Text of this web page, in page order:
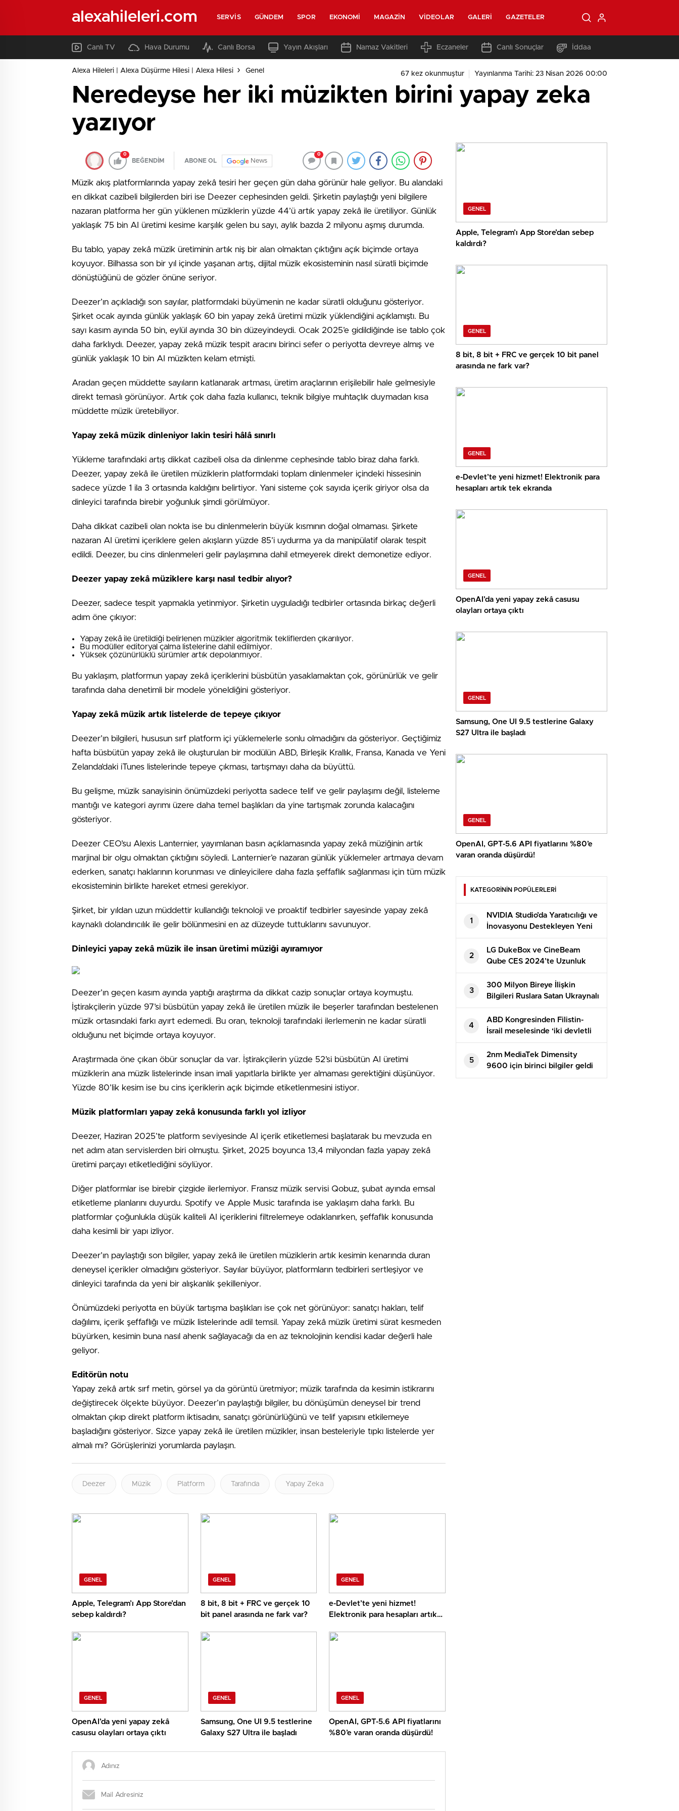
alexahileleri.com SERVIS GÜNDEM SPOR EKONOMI MAGAZIN VIDEOLAR GALERI GAZETELER
Canlı TV Hava Durumu Canlı Borsa Yayın Akışları Namaz Vakitleri Eczaneler Canlı Sonuçlar İddaa
Alexa Hileleri | Alexa Düşürme Hilesi | Alexa Hilesi Genel 67 kez okunmuştur Yayınlanma Tarihi: 23 Nisan 2026 00:00
Neredeyse her iki müzikten birini yapay zeka
yazıyor
0
BEĞENDİM ABONE OL News
0
Müzik akış platformlarında yapay zekâ tesiri her geçen gün daha görünür hale geliyor. Bu alandaki
en dikkat cazibeli bilgilerden biri ise Deezer cephesinden geldi. Şirketin paylaştığı yeni bilgilere
nazaran platforma her gün yüklenen müziklerin yüzde 44’ü artık yapay zekâ ile üretiliyor. Günlük
yaklaşık 75 bin AI üretimi kesime karşılık gelen bu sayı, aylık bazda 2 milyonu aşmış durumda.
Bu tablo, yapay zekâ müzik üretiminin artık niş bir alan olmaktan çıktığını açık biçimde ortaya
koyuyor. Bilhassa son bir yıl içinde yaşanan artış, dijital müzik ekosisteminin nasıl süratli biçimde
dönüştüğünü de gözler önüne seriyor.
Deezer’ın açıkladığı son sayılar, platformdaki büyümenin ne kadar süratli olduğunu gösteriyor.
Şirket ocak ayında günlük yaklaşık 60 bin yapay zekâ üretimi müzik yüklendiğini açıklamıştı. Bu
sayı kasım ayında 50 bin, eylül ayında 30 bin düzeyindeydi. Ocak 2025’e gidildiğinde ise tablo çok
daha farklıydı. Deezer, yapay zekâ müzik tespit aracını birinci sefer o periyotta devreye almış ve
günlük yaklaşık 10 bin AI müzikten kelam etmişti.
Aradan geçen müddette sayıların katlanarak artması, üretim araçlarının erişilebilir hale gelmesiyle
direkt temaslı görünüyor. Artık çok daha fazla kullanıcı, teknik bilgiye muhtaçlık duymadan kısa
müddette müzik üretebiliyor.
Yapay zekâ müzik dinleniyor lakin tesiri hâlâ sınırlı
Yükleme tarafındaki artış dikkat cazibeli olsa da dinlenme cephesinde tablo biraz daha farklı.
Deezer, yapay zekâ ile üretilen müziklerin platformdaki toplam dinlenmeler içindeki hissesinin
sadece yüzde 1 ila 3 ortasında kaldığını belirtiyor. Yani sisteme çok sayıda içerik giriyor olsa da
dinleyici tarafında birebir yoğunluk şimdi görülmüyor.
Daha dikkat cazibeli olan nokta ise bu dinlenmelerin büyük kısmının doğal olmaması. Şirkete
nazaran AI üretimi içeriklere gelen akışların yüzde 85’i uydurma ya da manipülatif olarak tespit
edildi. Deezer, bu cins dinlenmeleri gelir paylaşımına dahil etmeyerek direkt demonetize ediyor.
Deezer yapay zekâ müziklere karşı nasıl tedbir alıyor?
Deezer, sadece tespit yapmakla yetinmiyor. Şirketin uyguladığı tedbirler ortasında birkaç değerli
adım öne çıkıyor:
Yapay zekâ ile üretildiği belirlenen müzikler algoritmik tekliflerden çıkarılıyor.
Bu modüller editoryal çalma listelerine dahil edilmiyor.
Yüksek çözünürlüklü sürümler artık depolanmıyor.
Bu yaklaşım, platformun yapay zekâ içeriklerini büsbütün yasaklamaktan çok, görünürlük ve gelir
tarafında daha denetimli bir modele yöneldiğini gösteriyor.
Yapay zekâ müzik artık listelerde de tepeye çıkıyor
Deezer’ın bilgileri, hususun sırf platform içi yüklemelerle sonlu olmadığını da gösteriyor. Geçtiğimiz
hafta büsbütün yapay zekâ ile oluşturulan bir modülün ABD, Birleşik Krallık, Fransa, Kanada ve Yeni
Zelanda’daki iTunes listelerinde tepeye çıkması, tartışmayı daha da büyüttü.
Bu gelişme, müzik sanayisinin önümüzdeki periyotta sadece telif ve gelir paylaşımı değil, listeleme
mantığı ve kategori ayrımı üzere daha temel başlıkları da yine tartışmak zorunda kalacağını
gösteriyor.
Deezer CEO’su Alexis Lanternier, yayımlanan basın açıklamasında yapay zekâ müziğinin artık
marjinal bir olgu olmaktan çıktığını söyledi. Lanternier’e nazaran günlük yüklemeler artmaya devam
ederken, sanatçı haklarının korunması ve dinleyicilere daha fazla şeffaflık sağlanması için tüm müzik
ekosisteminin birlikte hareket etmesi gerekiyor.
Şirket, bir yıldan uzun müddettir kullandığı teknoloji ve proaktif tedbirler sayesinde yapay zekâ
kaynaklı dolandırıcılık ile gelir bölünmesini en az düzeyde tuttuklarını savunuyor.
Dinleyici yapay zekâ müzik ile insan üretimi müziği ayıramıyor
Deezer’ın geçen kasım ayında yaptığı araştırma da dikkat cazip sonuçlar ortaya koymuştu.
İştirakçilerin yüzde 97’si büsbütün yapay zekâ ile üretilen müzik ile beşerler tarafından bestelenen
müzik ortasındaki farkı ayırt edemedi. Bu oran, teknoloji tarafındaki ilerlemenin ne kadar süratli
olduğunu net biçimde ortaya koyuyor.
Araştırmada öne çıkan öbür sonuçlar da var. İştirakçilerin yüzde 52’si büsbütün AI üretimi
müziklerin ana müzik listelerinde insan imali yapıtlarla birlikte yer almaması gerektiğini düşünüyor.
Yüzde 80’lik kesim ise bu cins içeriklerin açık biçimde etiketlenmesini istiyor.
Müzik platformları yapay zekâ konusunda farklı yol izliyor
Deezer, Haziran 2025’te platform seviyesinde AI içerik etiketlemesi başlatarak bu mevzuda en
net adım atan servislerden biri olmuştu. Şirket, 2025 boyunca 13,4 milyondan fazla yapay zekâ
üretimi parçayı etiketlediğini söylüyor.
Diğer platformlar ise birebir çizgide ilerlemiyor. Fransız müzik servisi Qobuz, şubat ayında emsal
etiketleme planlarını duyurdu. Spotify ve Apple Music tarafında ise yaklaşım daha farklı. Bu
platformlar çoğunlukla düşük kaliteli AI içeriklerini filtrelemeye odaklanırken, şeffaflık konusunda
daha kesimli bir yapı izliyor.
Deezer’ın paylaştığı son bilgiler, yapay zekâ ile üretilen müziklerin artık kesimin kenarında duran
deneysel içerikler olmadığını gösteriyor. Sayılar büyüyor, platformların tedbirleri sertleşiyor ve
dinleyici tarafında da yeni bir alışkanlık şekilleniyor.
Önümüzdeki periyotta en büyük tartışma başlıkları ise çok net görünüyor: sanatçı hakları, telif
dağılımı, içerik şeffaflığı ve müzik listelerinde adil temsil. Yapay zekâ müzik üretimi sürat kesmeden
büyürken, kesimin buna nasıl ahenk sağlayacağı da en az teknolojinin kendisi kadar değerli hale
geliyor.
Editörün notu
Yapay zekâ artık sırf metin, görsel ya da görüntü üretmiyor; müzik tarafında da kesimin istikrarını
değiştirecek ölçekte büyüyor. Deezer’ın paylaştığı bilgiler, bu dönüşümün deneysel bir trend
olmaktan çıkıp direkt platform iktisadını, sanatçı görünürlüğünü ve telif yapısını etkilemeye
başladığını gösteriyor. Sizce yapay zekâ ile üretilen müzikler, insan besteleriyle tıpkı listelerde yer
almalı mı? Görüşlerinizi yorumlarda paylaşın.
Deezer Müzik Platform Tarafında Yapay Zeka
GENEL
Apple, Telegram’ı App Store’dan
sebep kaldırdı?
GENEL
8 bit, 8 bit + FRC ve gerçek 10
bit panel arasında ne fark var?
GENEL
e-Devlet’te yeni hizmet!
Elektronik para hesapları artık
GENEL
OpenAI’da yeni yapay zekâ
casusu olayları ortaya çıktı
GENEL
Samsung, One UI 9.5 testlerine
Galaxy S27 Ultra ile başladı
GENEL
OpenAI, GPT-5.6 API fiyatlarını
%80’e varan oranda düşürdü!
GENEL
Apple, Telegram’ı App Store’dan sebep
kaldırdı?
GENEL
8 bit, 8 bit + FRC ve gerçek 10 bit panel
arasında ne fark var?
GENEL
e-Devlet’te yeni hizmet! Elektronik para
hesapları artık tek ekranda
GENEL
OpenAI’da yeni yapay zekâ casusu
olayları ortaya çıktı
GENEL
Samsung, One UI 9.5 testlerine Galaxy
S27 Ultra ile başladı
GENEL
OpenAI, GPT-5.6 API fiyatlarını %80’e
varan oranda düşürdü!
KATEGORİNİN POPÜLERLERİ
1
NVIDIA Studio’da Yaratıcılığı ve
İnovasyonu Destekleyen Yeni
Uygulamalar
2
LG DukeBox ve CineBeam
Qube CES 2024’te Uzunluk
Gösterecek
3
300 Milyon Bireye İlişkin
Bilgileri Ruslara Satan Ukraynalı
Hacker Tutuklandı
4
ABD Kongresinden Filistin-
İsrail meselesinde ‘iki devletli
çözüme’ destek
5
2nm MediaTek Dimensity
9600 için birinci bilgiler geldi